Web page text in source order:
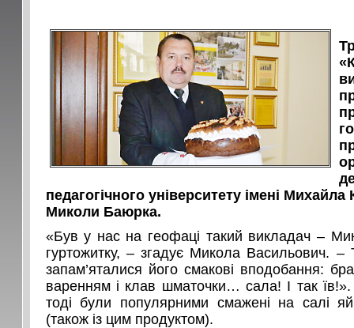
педагогічного університету імені
Миколи Баюрка.
«Був у нас на геофаці такий викладач –
гуртожитку, – згадує Микола Васильович.
запам’яталися його смакові вподобання:
варенням і клав шматочки… сала! І так
тоді були популярними смажені на салі
(також із цим продуктом).